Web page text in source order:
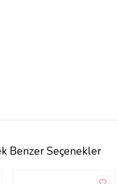
Benzer Seçenekler